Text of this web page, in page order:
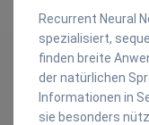
Recurrent Neural
spezialisiert,
finden breite
der natürlichen
Informationen in
sie besonders